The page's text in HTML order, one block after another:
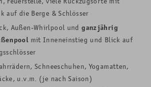
auf die Berge & Schlösser
Außen-Whirlpool und ganzjährig
mit Inneneinstieg und Blick auf
Schneeschuhen, Yogamatten,
u.v.m. (je nach Saison)